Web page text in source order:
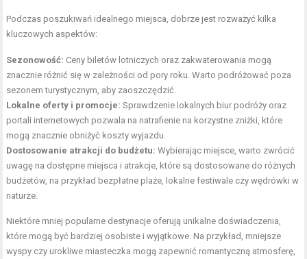
Podczas poszukiwań idealnego miejsca, dobrze jest rozważyć kilka
kluczowych aspektów:
Sezonowość: Ceny biletów lotniczych oraz zakwaterowania mogą
znacznie różnić się w zależności od pory roku. Warto podróżować poza
sezonem turystycznym, aby zaoszczędzić.
Lokalne oferty i promocje: Sprawdzenie lokalnych biur podróży oraz
portali internetowych pozwala na natrafienie na korzystne zniżki, które
mogą znacznie obniżyć koszty wyjazdu.
Dostosowanie atrakcji do budżetu: Wybierając miejsce, warto zwrócić
uwagę na dostępne miejsca i atrakcje, które są dostosowane do różnych
budżetów, na przykład bezpłatne plaże, lokalne festiwale czy wędrówki w
naturze.
Niektóre mniej popularne destynacje oferują unikalne doświadczenia,
które mogą być bardziej osobiste i wyjątkowe. Na przykład, mniejsze
wyspy czy urokliwe miasteczka mogą zapewnić romantyczną atmosferę,